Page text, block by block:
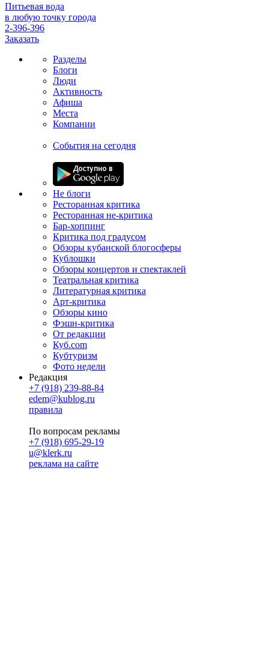
Питьевая вода
в любую точку города
2-396-396
Заказать
Разделы
Блоги
Люди
Активность
Афиша
Места
Компании
События на сегодня
Не блоги
Ресторанная критика
Ресторанная не-критика
Бар-хоппинг
Критика под градусом
Обзоры кубанской блогосферы
Кублошки
Обзоры концертов и спектаклей
Театральная критика
Литературная критика
Арт-критика
Обзоры кино
Фэшн-критика
От редакции
Куб.com
Кубтуризм
Фото недели
Редакция
+7 (918) 239-88-84
edem@kublog.ru
правила
По вопросам рекламы
+7 (918) 695-29-19
u@klerk.ru
реклама на сайте